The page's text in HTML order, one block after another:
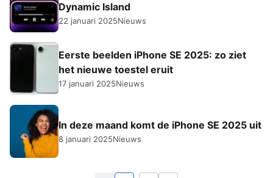
Dynamic Island
22 januari 2025Nieuws
Eerste beelden iPhone SE 2025: zo ziet
het nieuwe toestel eruit
17 januari 2025Nieuws
In deze maand komt de iPhone SE 2025 uit
8 januari 2025Nieuws